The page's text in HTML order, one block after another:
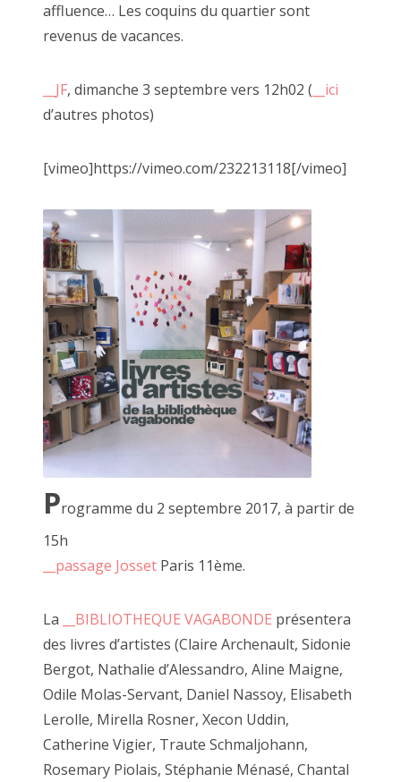
affluence… Les coquins du quartier sont
revenus de vacances.
__JF, dimanche 3 septembre vers 12h02 ( __ici
d’autres photos)
[vimeo]https://vimeo.com/232213118[/vimeo]
Programme du 2 septembre 2017, à partir de
15h
__passage Josset Paris 11ème.
La __BIBLIOTHEQUE VAGABONDE présentera
des livres d’artistes (Claire Archenault, Sidonie
Bergot, Nathalie d’Alessandro, Aline Maigne,
Odile Molas-Servant, Daniel Nassoy, Elisabeth
Lerolle, Mirella Rosner, Xecon Uddin,
Catherine Vigier, Traute Schmaljohann,
Rosemary Piolais, Stéphanie Ménasé, Chantal
De nombreuses expériences se sont
fertile et aux outils mis à disposition par
Toutes ces "faires" et clowneries
je ne sais pas quel chemin j'aurais
création n'avait pas été ravivée par ce
Ces OU PAS, ces FAIRE DEHORS et
C'est en ce sens que nous pouvons dire
Scour transforme son appartement et la
En soit, une fabrique à faiseurs.
Que serait le passage Josset sans à côté ?
Que serait à côté sans JF Le Scour ?
Que serait-il sans nous, curieux faiseurs ?
Que serions nous sans vous curieux
Qui êtes vous sans le je(u) de la création ?